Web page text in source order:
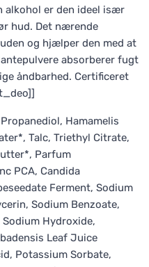
alkohol er den ideel især
hud. Det nærende
og hjælper den med at
absorberer fugt
åndbarhed. Certificeret
Hamamelis
Talc, Triethyl Citrate,
Parfum
PCA, Candida
Ferment, Sodium
Sodium Benzoate,
Hydroxide,
Leaf Juice
Potassium Sorbate,